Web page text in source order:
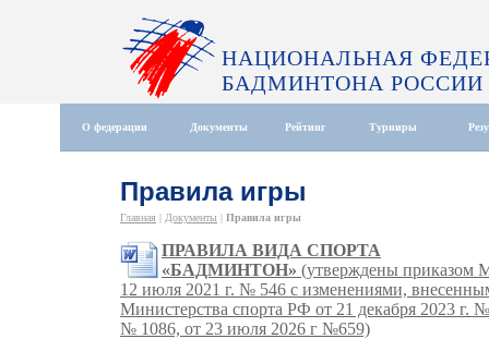
НАЦИОНАЛЬНАЯ
БАДМИНТОНА РОССИИ
О федерации Документы Рейтинг Турниры
Правила игры
Главная | Документы | Правила игры
ПРАВИЛА ВИДА СПОРТА
«БАДМИНТОН» (утверждены приказом
12 июля 2021 г. № 546 с изменениями,
Министерства спорта РФ от 21 декабря 2023 г.
№ 1086, от 23 июля 2026 г №659)